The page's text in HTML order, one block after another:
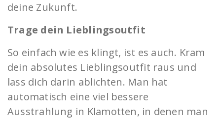
deine Zukunft.
Trage dein Lieblingsoutfit
So einfach wie es klingt, ist es auch. Kram
dein absolutes Lieblingsoutfit raus und
lass dich darin ablichten. Man hat
automatisch eine viel bessere
Ausstrahlung in Klamotten, in denen man